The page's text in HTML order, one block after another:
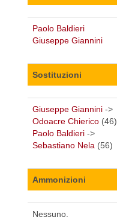
Paolo Baldieri
Giuseppe Giannini
Sostituzioni
Giuseppe Giannini ->
Odoacre Chierico (46)
Paolo Baldieri ->
Sebastiano Nela (56)
Ammonizioni
Nessuno.